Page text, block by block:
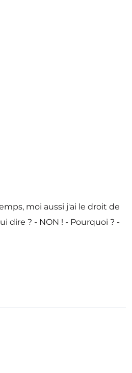
moi aussi j'ai le droit de
dire ? - NON ! - Pourquoi ? -